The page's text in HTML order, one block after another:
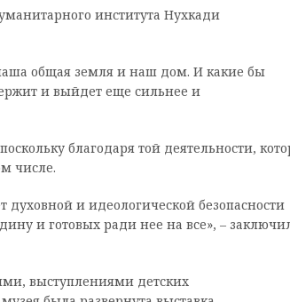
института Нухкади
общая земля и наш дом. И какие бы
и выйдет еще сильнее и
благодаря той деятельности,
числе.
духовной и идеологической безопасности
и готовых ради нее на все», –
выступлениями детских